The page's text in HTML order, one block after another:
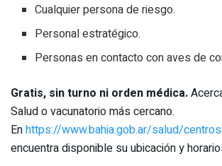
Cualquier persona de riesgo.
Personal estratégico.
Personas en contacto con aves de
Gratis, sin turno ni orden médica.
Salud o vacunatorio más cercano.
Enhttps://www.bahia.gob.ar/salud/
encuentra disponible su ubicación y